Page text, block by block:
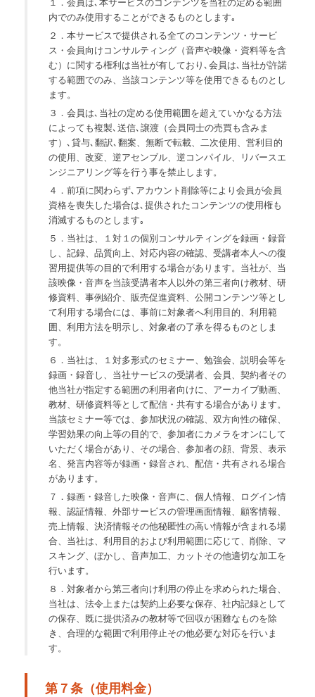
１．会員は､本サービスのコンテンツを当社の定める範囲
内でのみ使用することができるものとします｡
２．本サービスで提供される全てのコンテンツ・サービ
ス・会員向けコンサルティング（音声や映像・資料等を含
む）に関する権利は当社が有しており､会員は､当社が許諾
する範囲でのみ、当該コンテンツ等を使用できるものとし
ます。
３．会員は､当社の定める使用範囲を超えていかなる方法
によっても複製､送信､譲渡（会員同士の売買も含みま
す）､貸与､翻訳､翻案、無断で転載、二次使用、営利目的
の使用、改変、逆アセンブル、逆コンパイル、リバースエ
ンジニアリング等を行う事を禁止します。
４．前項に関わらず､アカウント削除等により会員が会員
資格を喪失した場合は､提供されたコンテンツの使用権も
消滅するものとします｡
５．当社は、１対１の個別コンサルティングを録画・録音
し、記録、品質向上、対応内容の確認、受講者本人への復
習用提供等の目的で利用する場合があります。当社が、当
該映像・音声を当該受講者本人以外の第三者向け教材、研
修資料、事例紹介、販売促進資料、公開コンテンツ等とし
て利用する場合には、事前に対象者へ利用目的、利用範
囲、利用方法を明示し、対象者の了承を得るものとしま
す。
６．当社は、１対多形式のセミナー、勉強会、説明会等を
録画・録音し、当社サービスの受講者、会員、契約者その
他当社が指定する範囲の利用者向けに、アーカイブ動画、
教材、研修資料等として配信・共有する場合があります。
当該セミナー等では、参加状況の確認、双方向性の確保、
学習効果の向上等の目的で、参加者にカメラをオンにして
いただく場合があり、その場合、参加者の顔、背景、表示
名、発言内容等が録画・録音され、配信・共有される場合
があります。
７．録画・録音した映像・音声に、個人情報、ログイン情
報、認証情報、外部サービスの管理画面情報、顧客情報、
売上情報、決済情報その他秘匿性の高い情報が含まれる場
合、当社は、利用目的および利用範囲に応じて、削除、マ
スキング、ぼかし、音声加工、カットその他適切な加工を
行います。
８．対象者から第三者向け利用の停止を求められた場合、
当社は、法令上または契約上必要な保存、社内記録として
の保存、既に提供済みの教材等で回収が困難なものを除
き、合理的な範囲で利用停止その他必要な対応を行いま
す。
第７条（使用料金）